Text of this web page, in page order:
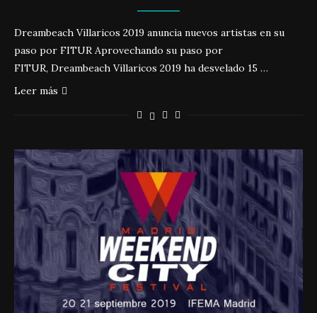
Dreambeach Villaricos 2019 anuncia nuevos artistas en su
paso por FITUR Aprovechando su paso por
FITUR, Dreambeach Villaricos 2019 ha desvelado 15 …
Leer más